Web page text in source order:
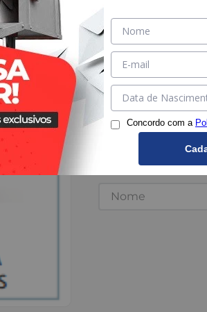
Tampão
100mm -
Este produto não
Quero que me
Concordo com a